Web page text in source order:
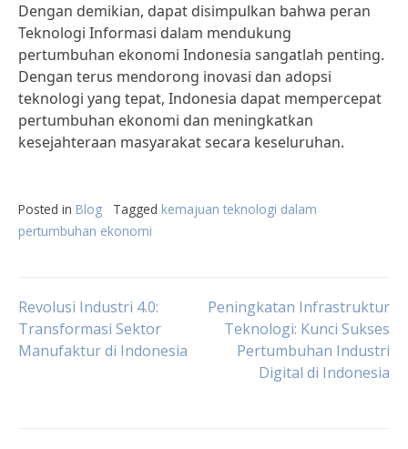
Dengan demikian, dapat disimpulkan bahwa peran
Teknologi Informasi dalam mendukung
pertumbuhan ekonomi Indonesia sangatlah penting.
Dengan terus mendorong inovasi dan adopsi
teknologi yang tepat, Indonesia dapat mempercepat
pertumbuhan ekonomi dan meningkatkan
kesejahteraan masyarakat secara keseluruhan.
Posted in Blog Tagged kemajuan teknologi dalam
pertumbuhan ekonomi
Post
navigation
Revolusi Industri 4.0:
Transformasi Sektor
Manufaktur di Indonesia
Peningkatan Infrastruktur
Teknologi: Kunci Sukses
Pertumbuhan Industri
Digital di Indonesia